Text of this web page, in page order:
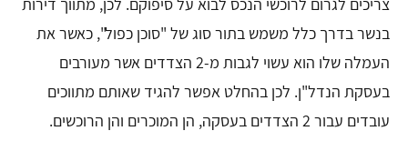
בנשר בדרך כלל משמש בתור סוג של "סוכן כפול", כאשר את
העמלה שלו הוא עשוי לגבות מ-2 הצדדים אשר מעורבים
בעסקת הנדל"ן. לכן בהחלט אפשר להגיד שאותם מתווכים
עובדים עבור 2 הצדדים בעסקה, הן המוכרים והן הרוכשים.